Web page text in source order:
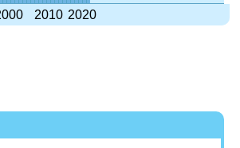
2010 2020